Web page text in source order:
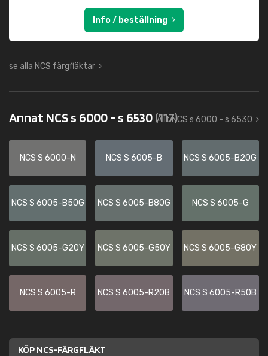
Info / beställning
se alla NCS färgfläktar
Annat NCS s 6000 - s 6530(117)
Allt NCS s 6000 - s 6530
NCS S 6000-N NCS S 6005-B NCS S 6005-B20G
NCS S 6005-B50G NCS S 6005-B80G NCS S 6005-G
NCS S 6005-G20Y NCS S 6005-G50Y NCS S 6005-G80Y
NCS S 6005-R NCS S 6005-R20B NCS S 6005-R50B
KÖP NCS-FÄRGFLÄKT